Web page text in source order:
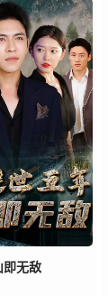
即无敌